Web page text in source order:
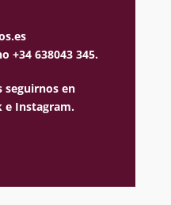
+34 638043 345.
seguirnos en
e Instagram.